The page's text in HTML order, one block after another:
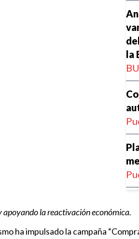
la
apoyando la reactivación económica.
ha impulsado la campaña